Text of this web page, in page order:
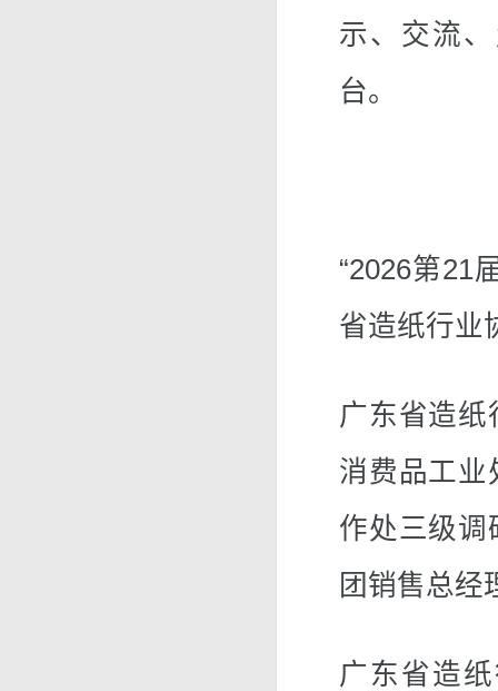
示、交流
台。
“2026第21
省造纸行业
广东省造
消费品工业
作处三级调
团销售总经
广东省造